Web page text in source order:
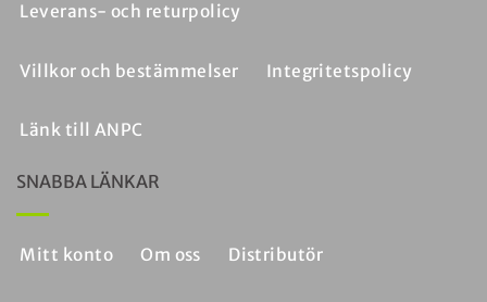
Leverans- och returpolicy
Villkor och bestämmelser Integritetspolicy
Länk till ANPC
SNABBA LÄNKAR
Mitt konto Om oss Distributör